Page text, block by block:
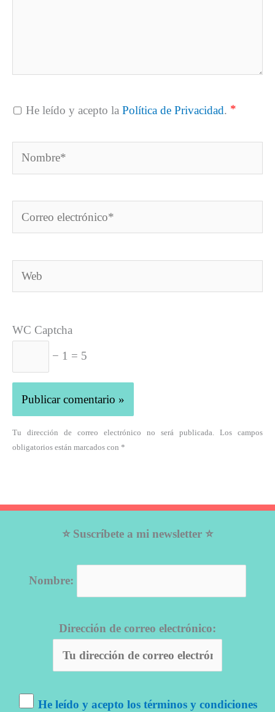
He leído y acepto la Política de Privacidad. *
Nombre*
Correo
electrónico*
Web
WC Captcha
− 1 = 5
Tu dirección de correo electrónico no será publicada. Los campos
obligatorios están marcados con *
⭐ Suscríbete a mi newsletter ⭐
Nombre:
Dirección de correo electrónico:
He leído y acepto los términos y condiciones